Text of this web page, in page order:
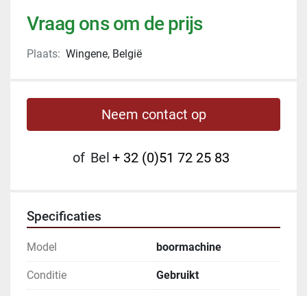
Vraag ons om de prijs
Plaats: Wingene, België
Neem contact op
of Bel + 32 (0)51 72 25 83
Specificaties
Model boormachine
Conditie Gebruikt